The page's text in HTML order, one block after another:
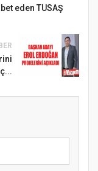
eden TUSAŞ